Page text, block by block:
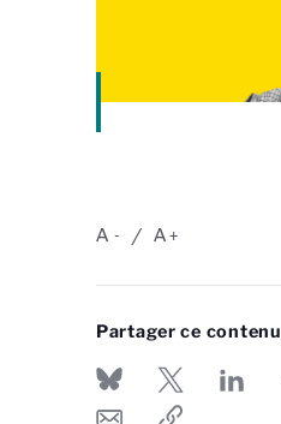
-
A +
A
Partager ce contenu